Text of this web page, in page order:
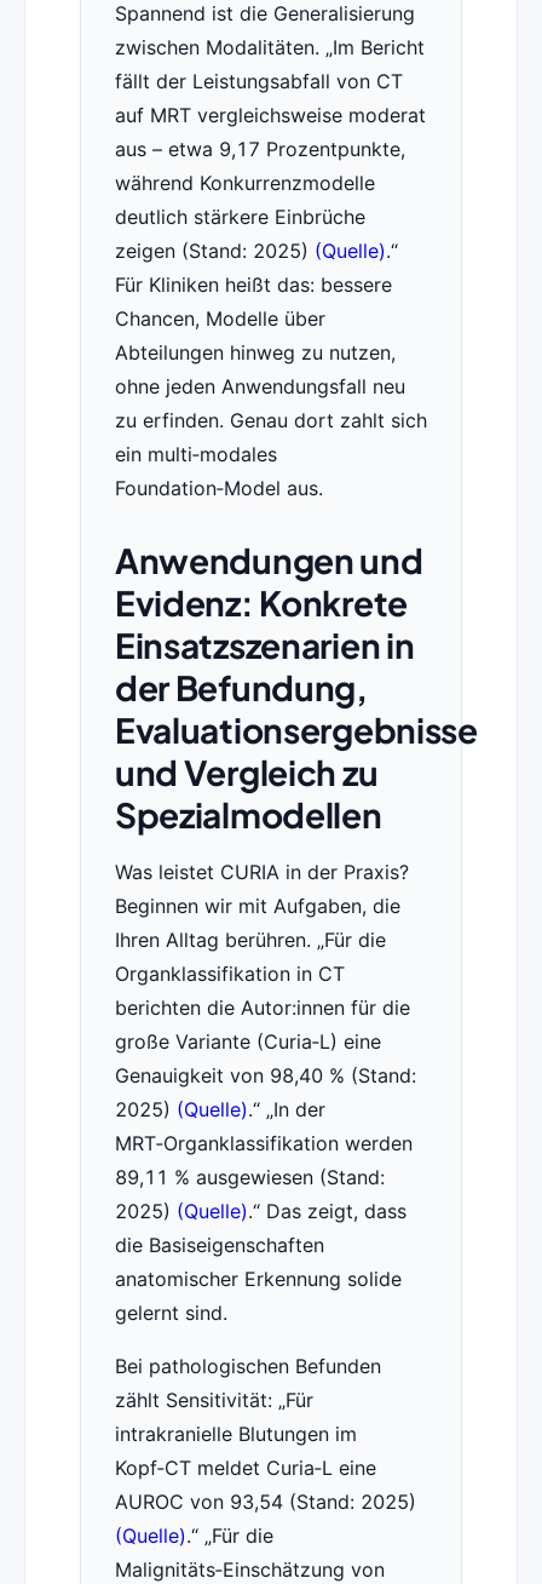
Spannend ist die Generalisierung
zwischen Modalitäten. Im Bericht
fällt der Leistungsabfall von CT
auf MRT vergleichsweise moderat
aus – etwa 9,17 Prozentpunkte,
während Konkurrenzmodelle
deutlich stärkere Einbrüche
zeigen (Stand: 2025) (Quelle).
Für Kliniken heißt das: bessere
Chancen, Modelle über
Abteilungen hinweg zu nutzen,
ohne jeden Anwendungsfall neu
zu erfinden. Genau dort zahlt sich
ein multi‑modales
Foundation‑Model aus.
Anwendungen und
Evidenz: Konkrete
Einsatzszenarien in
der Befundung,
Evaluationsergebnisse
und Vergleich zu
Spezialmodellen
Was leistet CURIA in der Praxis?
Beginnen wir mit Aufgaben, die
Ihren Alltag berühren. Für die
Organklassifikation in CT
berichten die Autor:innen für die
große Variante (Curia‑L) eine
Genauigkeit von 98,40 % (Stand:
2025) (Quelle).
In der
MRT‑Organklassifikation werden
89,11 % ausgewiesen (Stand:
2025) (Quelle). Das zeigt, dass
die Basiseigenschaften
anatomischer Erkennung solide
gelernt sind.
Bei pathologischen Befunden
zählt Sensitivität: Für
intrakranielle Blutungen im
Kopf‑CT meldet Curia‑L eine
AUROC von 93,54 (Stand: 2025)
(Quelle).
Für die
Malignitäts‑Einschätzung von